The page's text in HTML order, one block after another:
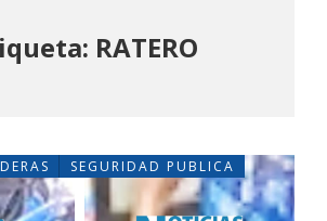
RATERO
SEGURIDAD PUBLICA